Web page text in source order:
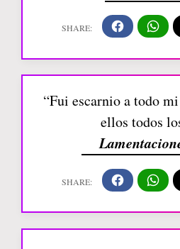
“Fui escarnio a todo
ellos todos